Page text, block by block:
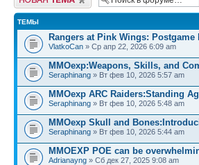
ТЕМЫ
Rangers at Pink Wings: Postgame
VlatkoCan » Ср апр 22, 2026 6:09 am
MMOexp:Weapons, Skills, and
Seraphinang » Вт фев 10, 2026 5:57 am
MMOexp ARC Raiders:Standing
Seraphinang » Вт фев 10, 2026 5:48 am
MMOexp Skull and
Seraphinang » Вт фев 10, 2026 5:44 am
MMOEXP POE can be
Adrianayng » Сб дек 27, 2025 9:08 am